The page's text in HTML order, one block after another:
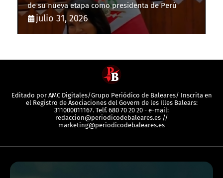
de su nueva etapa como presidenta de Perú
julio 31, 2026
Editado por AMC Digitales/Grupo Periódico de Baleares/ Inscrita en
el Registro de Asociaciones del Govern de les Illes Balears:
311000011167. Telf. 680 70 20 20 - e-mail:
redaccion@periodicodebaleares.es //
marketing@periodicodebaleares.es